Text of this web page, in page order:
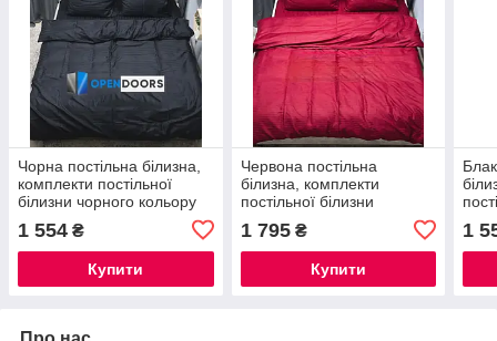
Чорна постільна білизна,
комплекти постільної
білизни чорного кольору
страйп-сатин Opendoors
1 554 ₴
Купити
Червона постільна
білизна, комплекти
постільної білизни
страйп-сатин Opendoors
1 795₴
Купити
1